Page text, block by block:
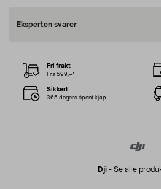
Eksperten svarer
Dji- Se alle
Fri frakt
Fra 599,–*
Sikkert
365 dagers åpent kjøp